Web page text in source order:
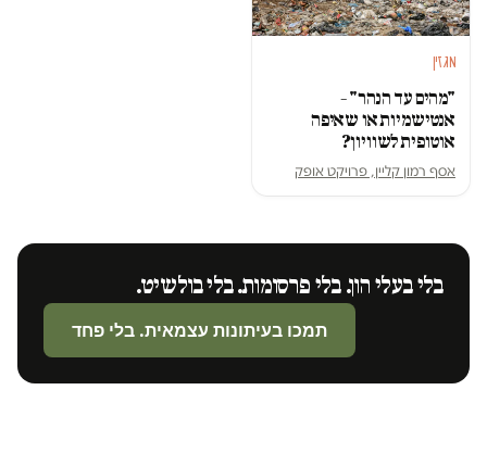
מגזין
"מהים עד הנהר" –
אנטישמיות או שאיפה
אוטופית לשוויון?
אסף רמון קליין, פרויקט אופק
בלי בעלי הון. בלי פרסומות. בלי בולשיט.
תמכו בעיתונות עצמאית. בלי פחד